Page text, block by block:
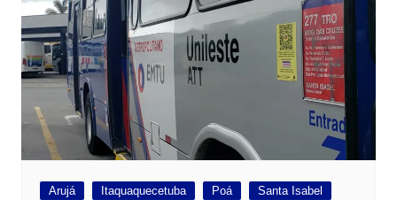
Arujá Itaquaquecetuba Poá
Santa Isabel